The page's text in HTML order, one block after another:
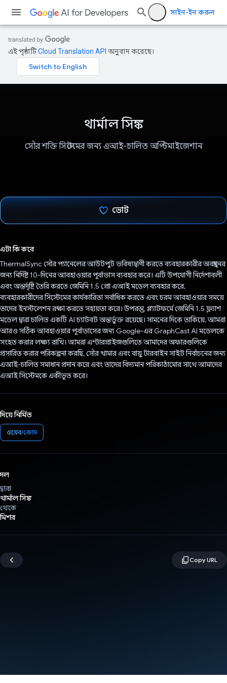
সাইন-ইন করুন
এই পৃষ্ঠাটিCloud Translation API অনুবাদ করেছে।
থার্মাল সিঙ্ক
সৌর শক্তি সিস্টেমের জন্য এআই-চালিত অপ্টিমাইজেশান
ভোট
এটা কি করে
ThermalSync সৌর প্যানেলের আউটপুট ভবিষ্যদ্বাণী করতে ব্যবহারকারীর অবস্থানের
জন্য নির্দিষ্ট 10-দিনের আবহাওয়ার পূর্বাভাস ব্যবহার করে। এটি উপযোগী নির্দেশাবলী
এবং অন্তর্দৃষ্টি তৈরি করতে জেমিনি 1.5 প্রো এআই মডেল ব্যবহার করে,
ব্যবহারকারীদের সিস্টেমের কার্যকারিতা সর্বাধিক করতে এবং চরম আবহাওয়ার সময়ে
তাদের ইনস্টলেশন রক্ষা করতে সহায়তা করে। উপরন্তু, প্ল্যাটফর্মে জেমিনি 1.5 ফ্ল্যাশ
মডেল দ্বারা চালিত একটি AI চ্যাটবট অন্তর্ভুক্ত রয়েছে। সামনের দিকে তাকিয়ে, আমরা
আরও সঠিক আবহাওয়ার পূর্বাভাসের জন্য Google-এর GraphCast AI মডেলকে
সংহত করার লক্ষ্য রাখি। আমরা এন্টারপ্রাইজগুলিতে আমাদের অফারগুলিকে
প্রসারিত করার পরিকল্পনা করছি, সৌর খামার এবং বায়ু টারবাইন সাইট নির্বাচনের জন্য
এআই-চালিত সমাধান প্রদান করে এবং তাদের বিদ্যমান পরিকাঠামোর সাথে আমাদের
এআই সিস্টেমকে একীভূত করে।
দিয়ে নির্মিত
ওয়েব/ক্রোম
দল
দ্বারা
থার্মাল সিঙ্ক
থেকে
মিশর